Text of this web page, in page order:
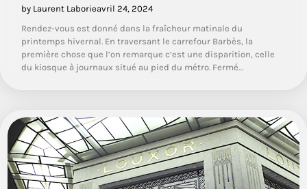
by Laurent Laborieavril 24, 2024
Rendez-vous est donné dans la fraîcheur matinale du
printemps hivernal. En traversant le carrefour Barbès, la
première chose que l’on remarque c’est une disparition, celle
du kiosque à journaux situé au pied du métro. Fermé…